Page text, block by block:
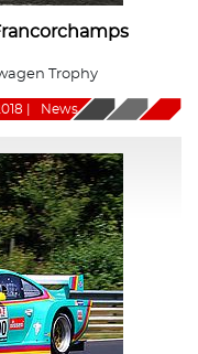
Trophy
News